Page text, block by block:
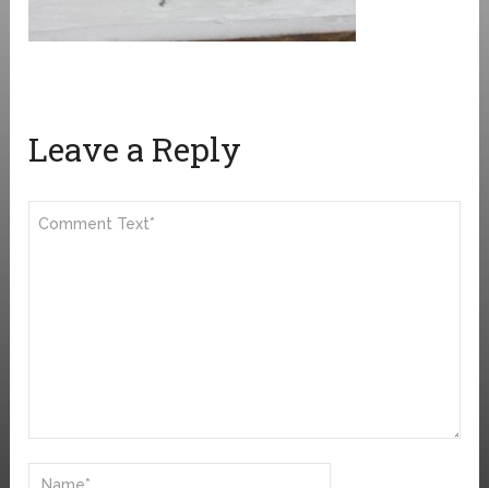
Leave a Reply